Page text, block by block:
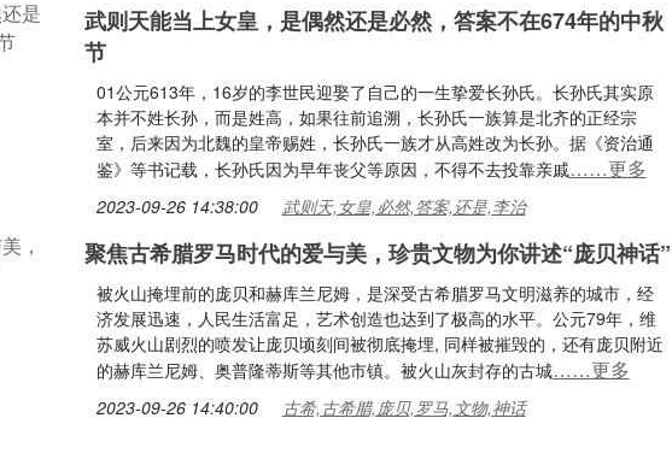
武则天能当上女皇，是偶然还是必然，答案不在674年的中秋
节
01公元613年，16岁的李世民迎娶了自己的一生挚爱长孙氏。长孙氏其实原
本并不姓长孙，而是姓高，如果往前追溯，长孙氏一族算是北齐的正经宗
室，后来因为北魏的皇帝赐姓，长孙氏一族才从高姓改为长孙。据《资治通
鉴》等书记载，长孙氏因为早年丧父等原因，不得不去投靠亲戚……更多
2023-09-26 14:38:00 武则天,女皇,必然,答案,还是,李治
聚焦古希腊罗马时代的爱与美，珍贵文物为你讲述“庞贝神话”
被火山掩埋前的庞贝和赫库兰尼姆，是深受古希腊罗马文明滋养的城市，经
济发展迅速，人民生活富足，艺术创造也达到了极高的水平。公元79年，维
苏威火山剧烈的喷发让庞贝顷刻间被彻底掩埋, 同样被摧毁的，还有庞贝附近
的赫库兰尼姆、奥普隆蒂斯等其他市镇。被火山灰封存的古城……更多
2023-09-26 14:40:00 古希,古希腊,庞贝,罗马,文物,神话